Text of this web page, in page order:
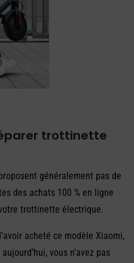
trottinette
généralement pas de
des achats 100 % en ligne
trottinette électrique.
acheté ce modèle Xiaomi,
vous n’avez pas